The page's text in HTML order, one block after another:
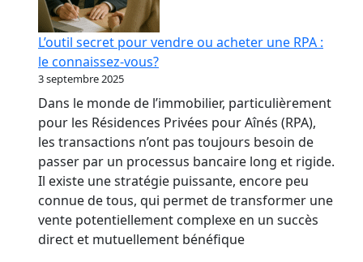
L’outil secret pour vendre ou acheter une RPA :
le connaissez-vous?
3 septembre 2025
Dans le monde de l’immobilier, particulièrement
pour les Résidences Privées pour Aînés (RPA),
les transactions n’ont pas toujours besoin de
passer par un processus bancaire long et rigide.
Il existe une stratégie puissante, encore peu
connue de tous, qui permet de transformer une
vente potentiellement complexe en un succès
direct et mutuellement bénéfique